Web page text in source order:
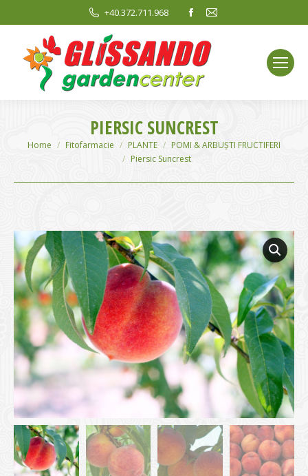
+40.372.711.968
Facebook
opens
in
new
window
Mail
window
PIERSIC SUNCREST
You are here:
Home Fitofarmacie PLANTE
POMI & ARBUȘTI FRUCTIFERI
Piersic Suncrest